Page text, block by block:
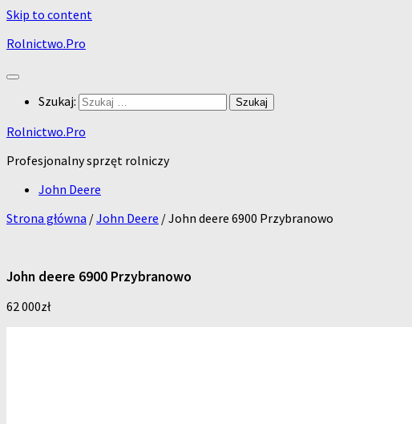
Skip to content
Rolnictwo.Pro
Szukaj:
Rolnictwo.Pro
Profesjonalny sprzęt rolniczy
John Deere
Strona główna /John Deere / John deere 6900 Przybranowo
John deere 6900 Przybranowo
62 000zł